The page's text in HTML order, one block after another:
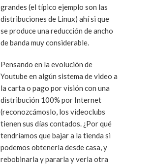
grandes (el típico ejemplo son las
distribuciones de Linux) ahí si que
se produce una reducción de ancho
de banda muy considerable.
Pensando en la evolución de
Youtube en algún sistema de video a
la carta o pago por visión con una
distribución 100% por Internet
(reconozcámoslo, los videoclubs
tienen sus días contados. ¿Por qué
tendríamos que bajar a la tienda si
podemos obtenerla desde casa, y
rebobinarla y pararla y verla otra